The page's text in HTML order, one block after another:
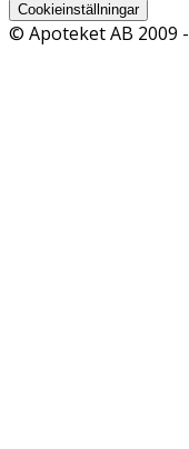
Cookieinställningar
© Apoteket AB 2009 -